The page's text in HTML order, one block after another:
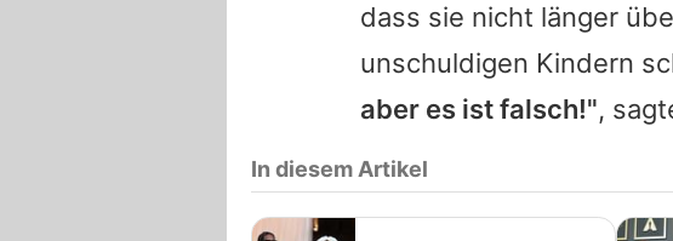
dass sie nicht länger
unschuldigen Kindern
aber es ist falsch!",
In diesem Artikel